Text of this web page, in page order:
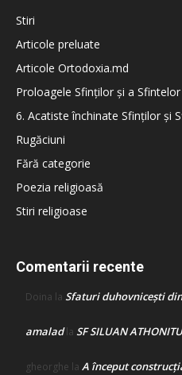
Stiri
Articole preluate
Articole Ortodoxia.md
Proloagele Sfinților și a Sfintelor
6. Acatiste închinate Sfinților și
Rugăciuni
Fără categorie
Poezia religioasă
Stiri religioase
Comentarii recente
Doina la Sfaturi duhovnicești
amaladla SF SILUAN
gheorghe la A început